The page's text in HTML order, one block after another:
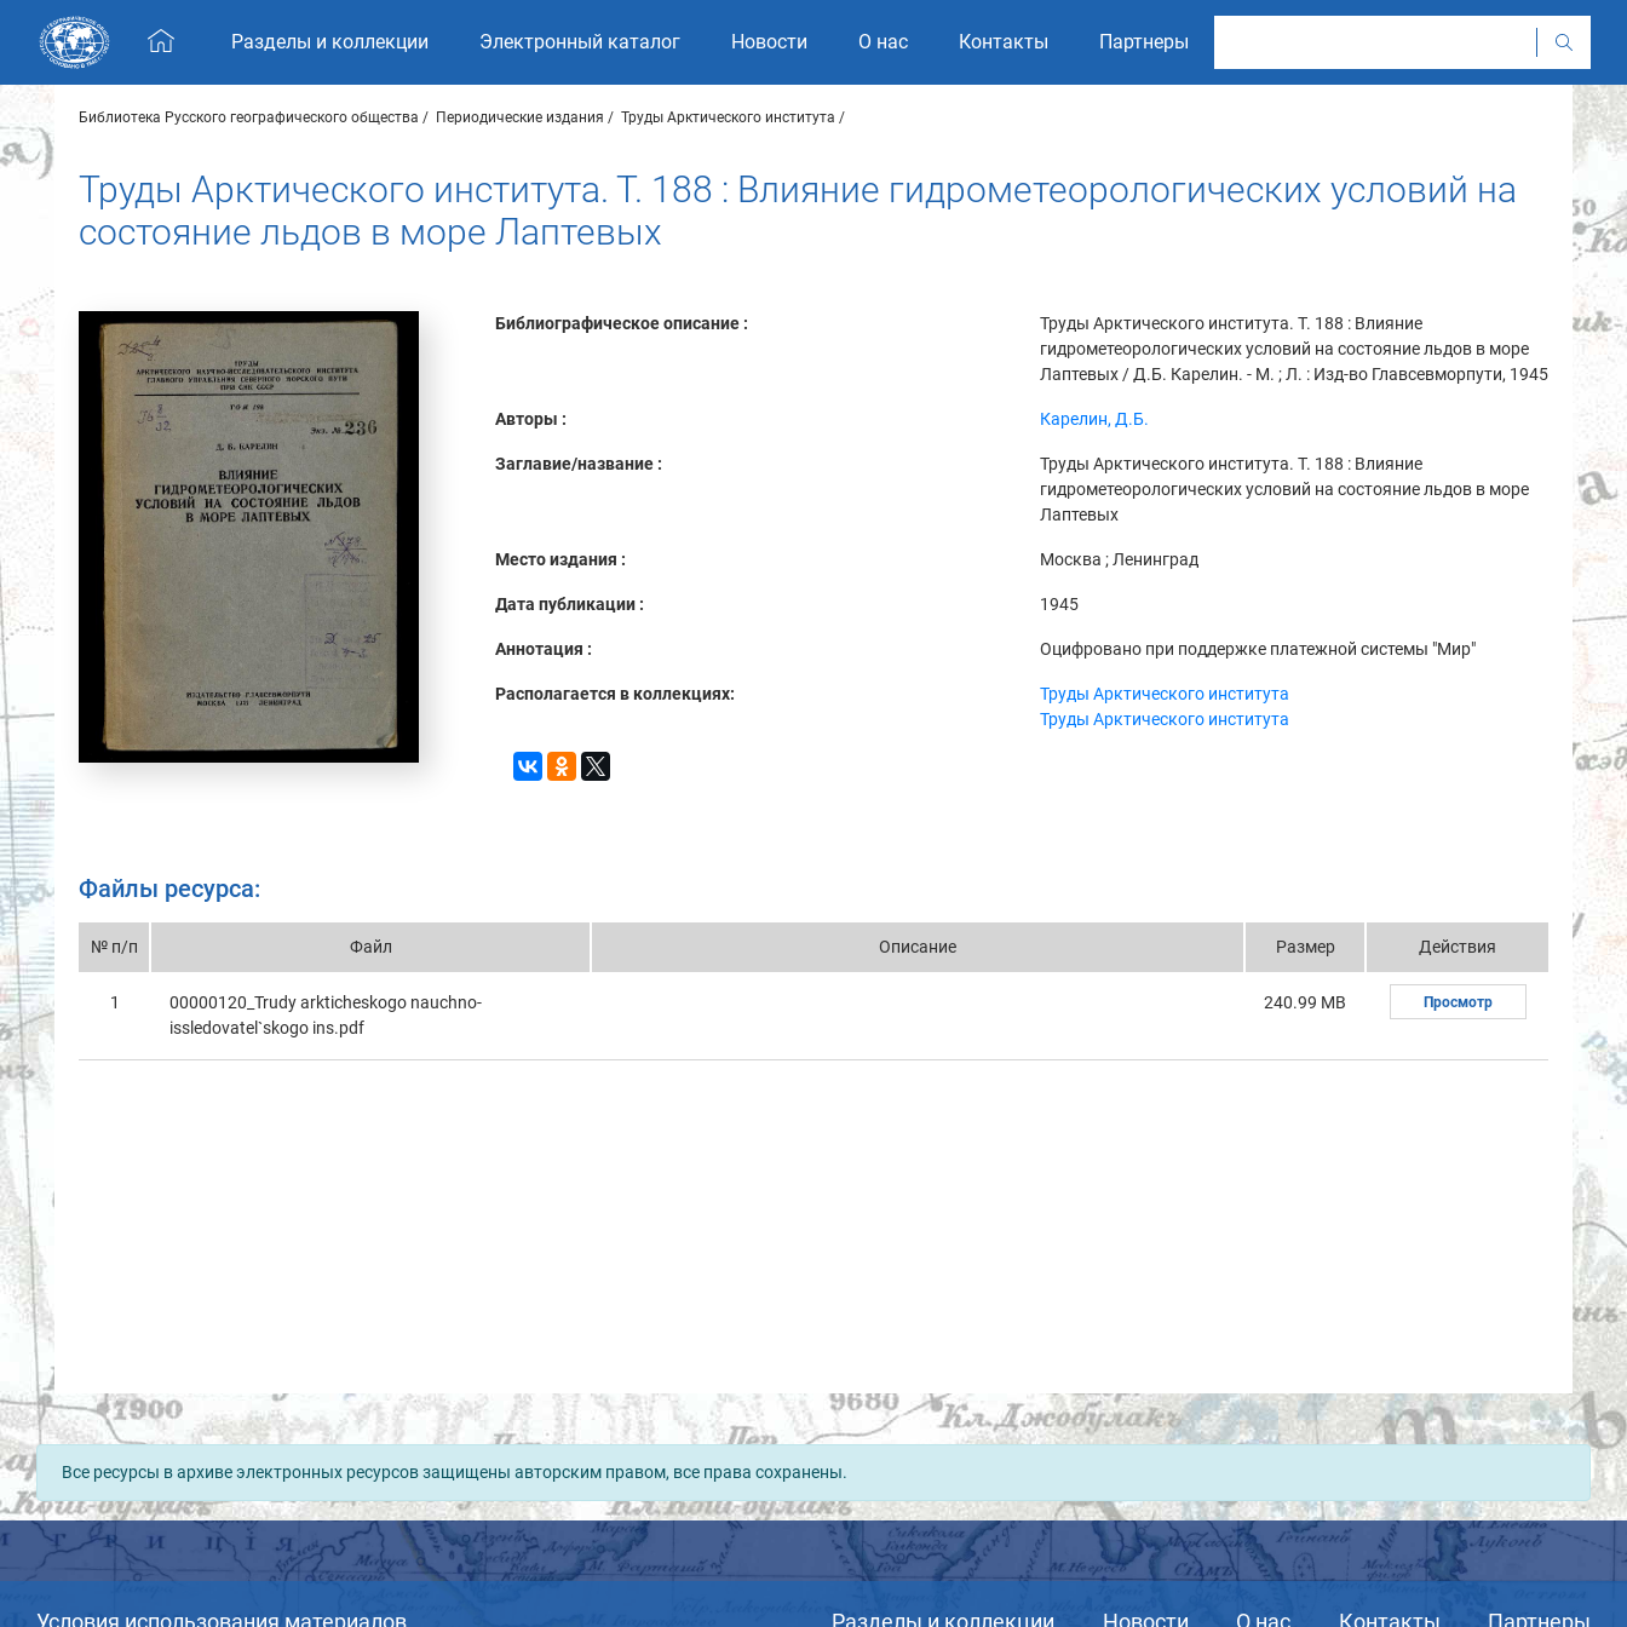
Skip navigation
Разделы и коллекции Электронный каталог Новости О нас Контакты Партнеры
Библиотека Русского географического общества Периодические издания Труды Арктического института
Труды Арктического института. Т. 188 : Влияние гидрометеорологических условий на
состояние льдов в море Лаптевых
Библиографическое описание :
Труды Арктического института. Т. 188 : Влияние
гидрометеорологических условий на состояние льдов в море
Лаптевых / Д.Б. Карелин. - М. ; Л. : Изд-во Главсевморпути, 1945
Авторы : Карелин, Д.Б.
Заглавие/название :
Труды Арктического института. Т. 188 : Влияние
гидрометеорологических условий на состояние льдов в море
Лаптевых
Место издания : Москва ; Ленинград
Дата публикации : 1945
Аннотация : Оцифровано при поддержке платежной системы "Мир"
Располагается в коллекциях:
Труды Арктического института
Труды Арктического института
Файлы ресурса:
№ п/п Файл Описание Размер Действия
1
00000120_Trudy аrkticheskogo nаuchno-
issledovаtel`skogo ins.pdf
240.99 MB Просмотр
Все ресурсы в архиве электронных ресурсов защищены авторским правом, все права сохранены.
Условия использования материалов Разделы и коллекции Новости О нас Контакты Партнеры